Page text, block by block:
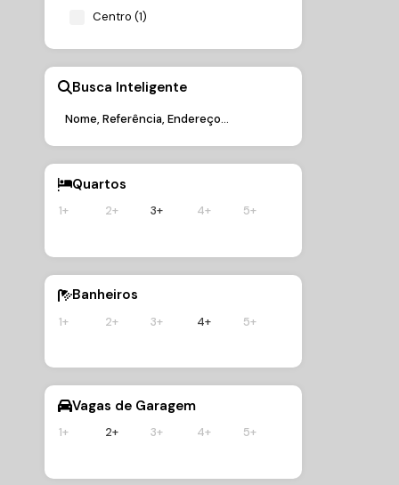
Centro (1)
Busca Inteligente
Quartos
1+ 2+ 3+ 4+ 5+
Banheiros
1+ 2+ 3+ 4+ 5+
Vagas de Garagem
1+ 2+ 3+ 4+ 5+